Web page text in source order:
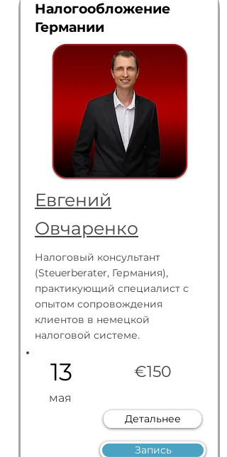
Налогообложение
Германии
Евгений
Овчаренко
Налоговый консультант
(Steuerberater, Германия),
практикующий специалист с
опытом сопровождения
клиентов в немецкой
налоговой системе.
13
мая
€150
Детальнее
Запись